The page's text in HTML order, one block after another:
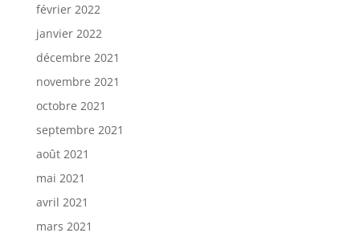
février 2022
janvier 2022
décembre 2021
novembre 2021
octobre 2021
septembre 2021
août 2021
mai 2021
avril 2021
mars 2021